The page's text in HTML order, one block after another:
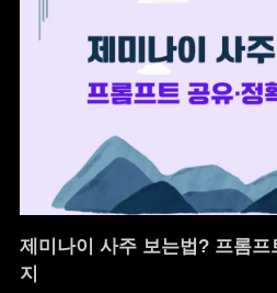
제미나이 사주 보는법? 프롬프
지